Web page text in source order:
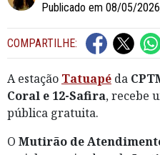
Publicado em 08/05/
COMPARTILHE:
A estação Tatuapé da
Coral e 12-Safira, recebe
pública gratuita.
O Mutirão de